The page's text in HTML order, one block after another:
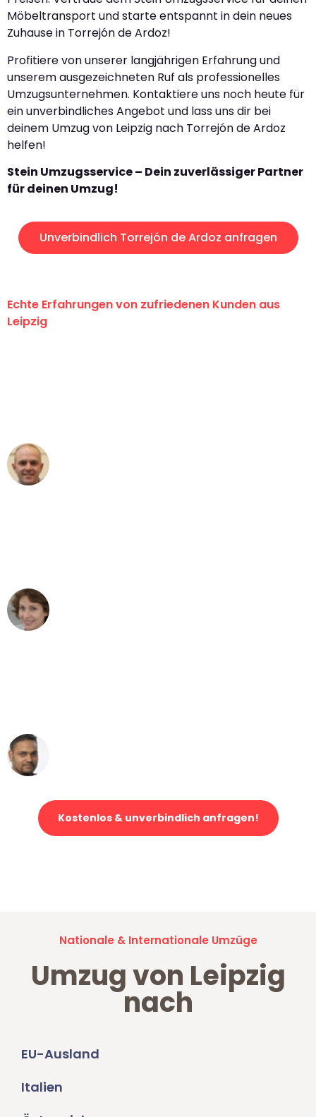
Möbeltransport und starte entspannt in dein neues
Zuhause in Torrejón de Ardoz!
Profitiere von unserer langjährigen Erfahrung und
unserem ausgezeichneten Ruf als professionelles
Umzugsunternehmen. Kontaktiere uns noch heute für
ein unverbindliches Angebot und lass uns dir bei
deinem Umzug von Leipzig nach Torrejón de Ardoz
helfen!
Stein Umzugsservice – Dein zuverlässiger Partner
für deinen Umzug!
Unverbindlich Torrejón de Ardoz anfragen
Echte Erfahrungen von zufriedenen Kunden aus
Leipzig
Kostenlos & unverbindlich anfragen!
Nationale & Internationale Umzüge
Umzug von Leipzig
nach
EU-Ausland
Italien